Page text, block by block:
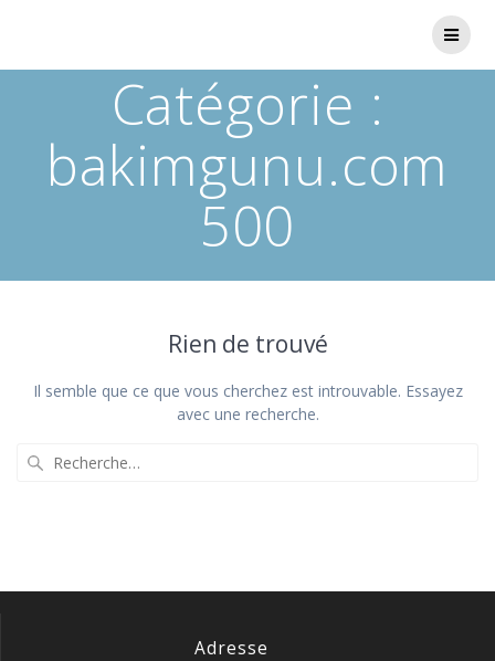
Catégorie :
bakimgunu.com
500
Rien de trouvé
Il semble que ce que vous cherchez est introuvable. Essayez
avec une recherche.
Adresse